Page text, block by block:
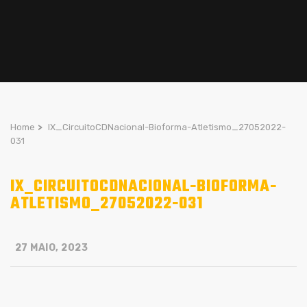
Home > IX_CircuitoCDNacional-Bioforma-Atletismo_27052022-
031
IX_CIRCUITOCDNACIONAL-BIOFORMA-
ATLETISMO_27052022-031
27 MAIO, 2023